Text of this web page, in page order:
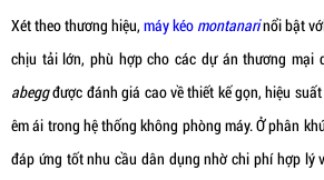
Xét theo thương hiệu, máy kéo montanarinổi bật
chịu tải lớn, phù hợp cho các dự án thương mại
abeggđược đánh giá cao về thiết kế gọn, hiệu
êm ái trong hệ thống không phòng máy. Ở phân
đáp ứng tốt nhu cầu dân dụng nhờ chi phí hợp lý